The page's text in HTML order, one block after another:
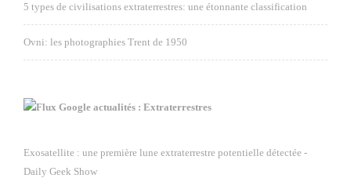
5 types de civilisations extraterrestres: une étonnante classification
Ovni: les photographies Trent de 1950
Google actualités : Extraterrestres
Exosatellite : une première lune extraterrestre potentielle détectée -
Daily Geek Show